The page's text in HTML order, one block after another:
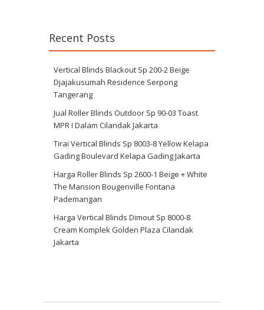
Recent Posts
Vertical Blinds Blackout Sp 200-2 Beige
Djajakusumah Residence Serpong
Tangerang
Jual Roller Blinds Outdoor Sp 90-03 Toast
MPR I Dalam Cilandak Jakarta
Tirai Vertical Blinds Sp 8003-8 Yellow Kelapa
Gading Boulevard Kelapa Gading Jakarta
Harga Roller Blinds Sp 2600-1 Beige + White
The Mansion Bougenville Fontana
Pademangan
Harga Vertical Blinds Dimout Sp 8000-8
Cream Komplek Golden Plaza Cilandak
Jakarta